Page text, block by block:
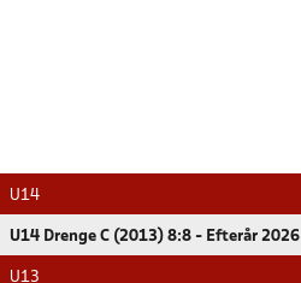
U14
U14 Drenge C (2013) 8:8 - Efterår 2026
U13